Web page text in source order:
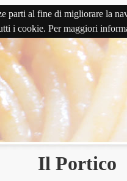
al fine di migliorare la
i cookie. Per maggiori
Il Portico